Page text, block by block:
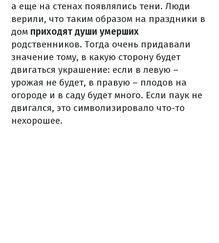
а еще на стенах появлялись тени. Люди
верили, что таким образом на праздники в
дом приходят души умерших
родственников. Тогда очень придавали
значение тому, в какую сторону будет
двигаться украшение: если в левую –
урожая не будет, в правую – плодов на
огороде и в саду будет много. Если паук не
двигался, это символизировало что-то
нехорошее.